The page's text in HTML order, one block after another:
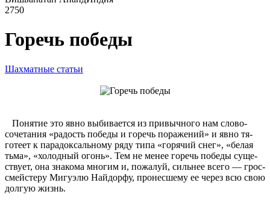
2750
Горечь победы
Шахматные статьи
Понятие это явно выбивает­ся из привычного нам слово­
сочетания «радость победы и горечь поражений» и явно тя­
готеет к парадоксальному ряду типа «горячий снег», «белая
тьма», «холодный огонь». Тем не менее горечь победы суще­
ствует, она знакома многим и, пожалуй, сильнее всего — грос­
смейстеру Мигуэлю Найдорфу, пронесшему ее через всю свою
долгую жизнь.